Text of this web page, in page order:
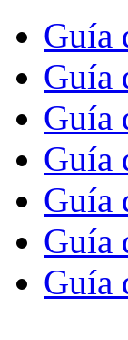
Guía
Guía
Guía
Guía
Guía
Guía
Guía